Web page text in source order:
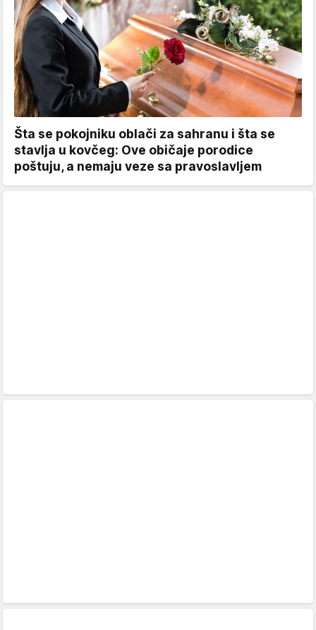
Šta se pokojniku oblači za sahranu i šta se
stavlja u kovčeg: Ove običaje porodice
poštuju, a nemaju veze sa pravoslavljem